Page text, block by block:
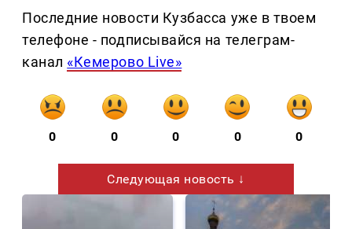
Последние новости Кузбасса уже в твоем
телефоне - подписывайся на телеграм-
канал «Кемерово Live»
0 0 0 0 0
Следующая новость ↓